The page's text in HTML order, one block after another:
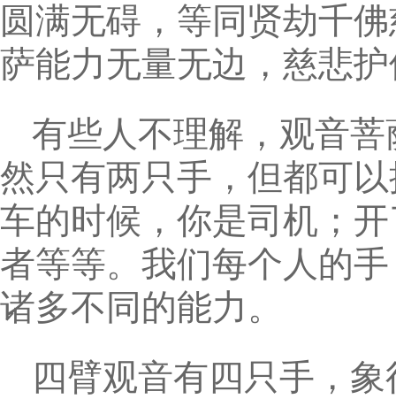
圆满无碍，等同贤劫千
萨能力无量无边，慈悲
有些人不理解，观音
然只有两只手，但都可
车的时候，你是司机；
者等等。我们每个人的
诸多不同的能力。
四臂观音有四只手，